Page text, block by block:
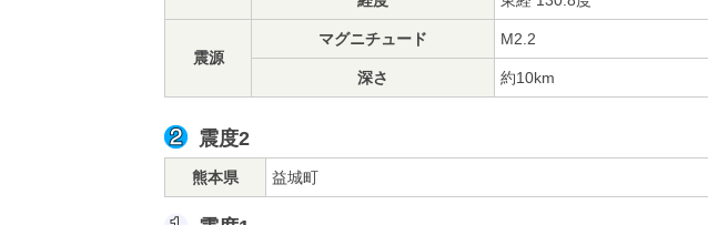
震源
マグニチュード M2.2
深さ 約10km
震度2
熊本県 益城町